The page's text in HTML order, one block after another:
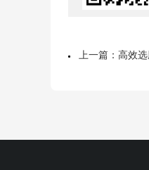
上一篇：高效